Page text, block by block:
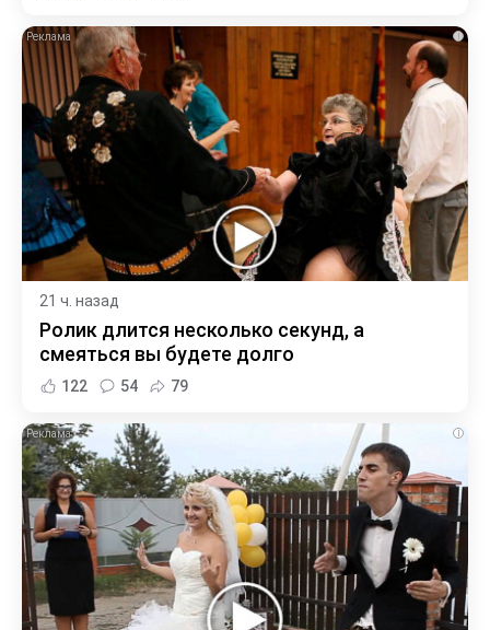
i
21 ч. назад
Ролик длится несколько секунд, а
смеяться вы будете долго
122 54 79
i